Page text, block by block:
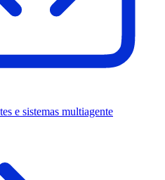
e sistemas multiagente